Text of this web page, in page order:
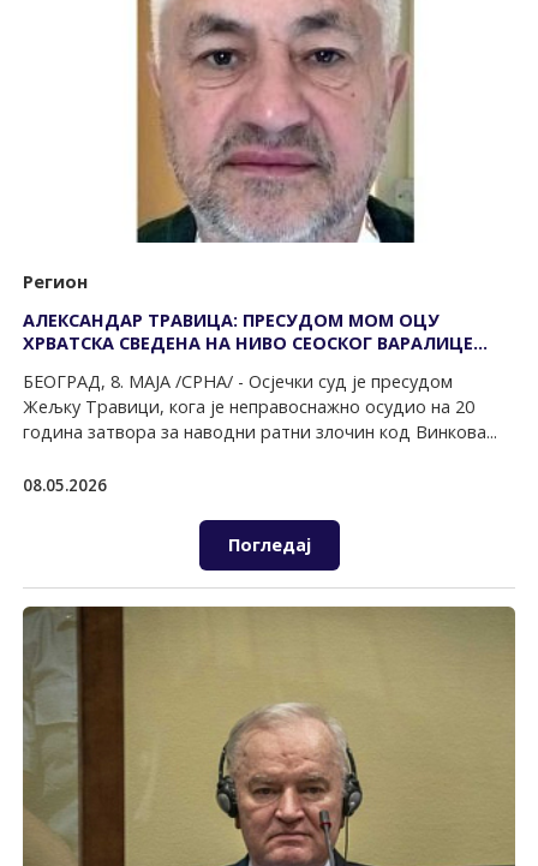
Регион
АЛЕКСАНДАР ТРАВИЦА: ПРЕСУДОМ МОМ ОЦУ
ХРВАТСКА СВЕДЕНА НА НИВО СЕОСКОГ ВАРАЛИЦЕ
БЕОГРАД, 8. МАЈА /СРНА/ - Осјечки суд је пресудом
Жељку Травици, кога је неправоснажно осудио на 20
година затвора за наводни ратни злочин код Винкова...
08.05.2026
Погледај